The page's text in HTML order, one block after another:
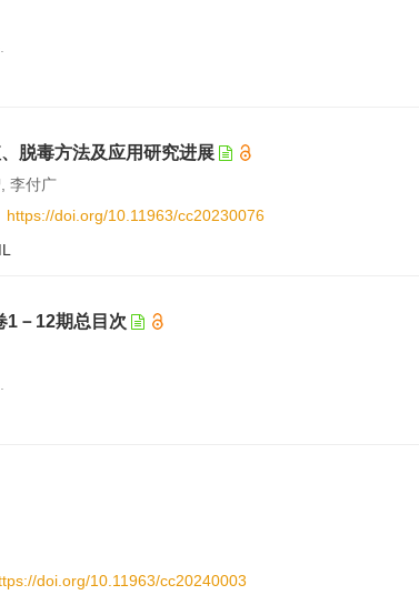
脱毒方法及应用研究进展
李付广
https://doi.org/10.11963/cc20230076
1－12期总目次
doi.org/10.11963/cc20240003